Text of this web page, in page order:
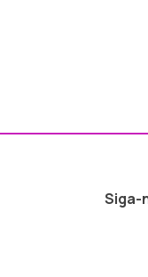
Siga-